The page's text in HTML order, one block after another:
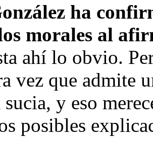
ha
morales al
ahí lo obvio.
vez que admite
y eso
posibles